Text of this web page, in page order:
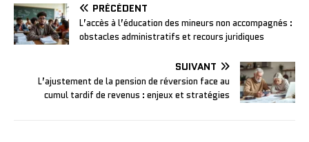
PRÉCÉDENT
L’accès à l’éducation des mineurs non accompagnés :
obstacles administratifs et recours juridiques
SUIVANT
L’ajustement de la pension de réversion face au
cumul tardif de revenus : enjeux et stratégies